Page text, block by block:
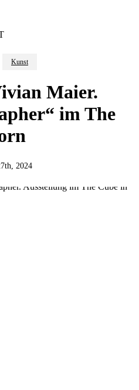
Kunst
Maier.
im The
2024